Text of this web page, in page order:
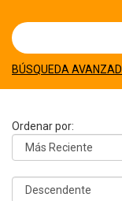
BÚSQUEDA
Ordenar por: